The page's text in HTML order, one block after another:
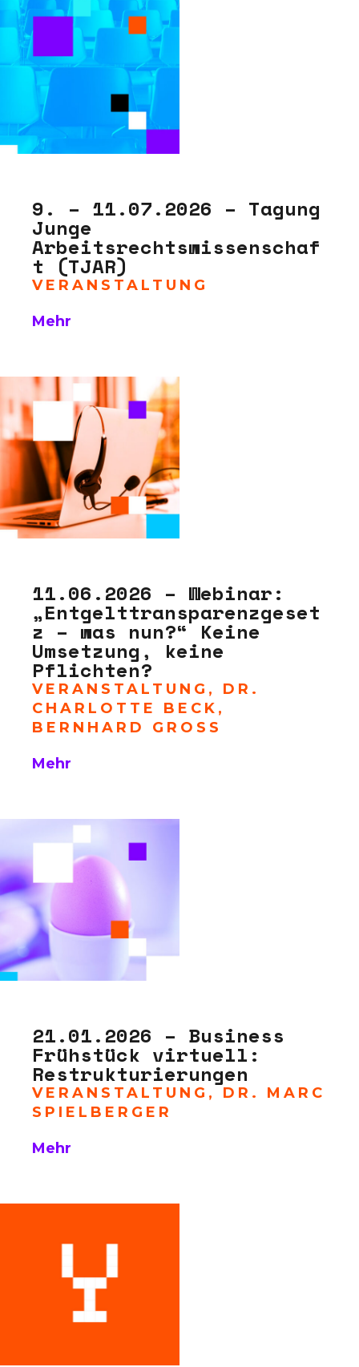
9. – 11.07.2026 – Tagung
Junge
Arbeitsrechtswissenschaf
t (TJAR)
VERANSTALTUNG
Mehr
11.06.2026 – Webinar:
„Entgelttransparenzgeset
z – was nun?“ Keine
Umsetzung, keine
Pflichten?
VERANSTALTUNG , DR.
CHARLOTTE BECK ,
BERNHARD GROSS
Mehr
21.01.2026 – Business
Frühstück virtuell:
Restrukturierungen
VERANSTALTUNG , DR. MARC
SPIELBERGER
Mehr